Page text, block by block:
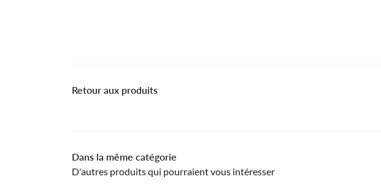
Retour aux produits
Dans la même catégorie
D'autres produits qui pourraient vous intéresser